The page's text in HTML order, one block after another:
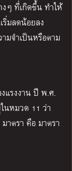
ๆ ที่เกิดขึ้น ทำให้
ริ่มลดน้อยลง
มจำเป็นหรือตาม
แรงงานปี พ.ศ.
นหมวด 11 ว่า
าตรา คือ มาตรา